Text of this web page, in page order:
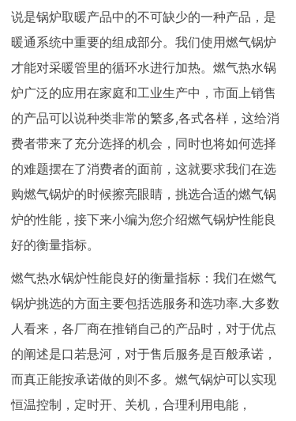
说是锅炉取暖产品中的不可缺少的一种产品，是
暖通系统中重要的组成部分。我们使用燃气锅炉
才能对采暖管里的循环水进行加热。燃气热水锅
炉广泛的应用在家庭和工业生产中，市面上销售
的产品可以说种类非常的繁多,各式各样，这给消
费者带来了充分选择的机会，同时也将如何选择
的难题摆在了消费者的面前，这就要求我们在选
购燃气锅炉的时候擦亮眼睛，挑选合适的燃气锅
炉的性能，接下来小编为您介绍燃气锅炉性能良
好的衡量指标。
燃气热水锅炉性能良好的衡量指标：我们在燃气
锅炉挑选的方面主要包括选服务和选功率.大多数
人看来，各厂商在推销自己的产品时，对于优点
的阐述是口若悬河，对于售后服务是百般承诺，
而真正能按承诺做的则不多。燃气锅炉可以实现
恒温控制，定时开、关机，合理利用电能，